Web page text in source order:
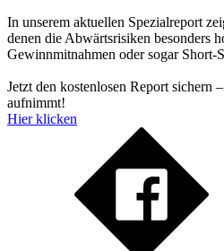
In unserem aktuellen Spezialreport
denen die Abwärtsrisiken besonders
Gewinnmitnahmen oder sogar Short-
Jetzt den kostenlosen Report sichern
aufnimmt!
Hier klicken